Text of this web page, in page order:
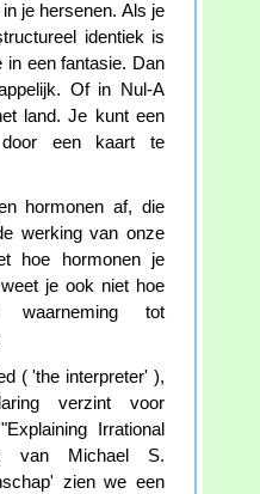
je hersenen. Als je
identiek is
in een fantasie. Dan
Of in Nul-A
land. Je kunt een
een kaart te
hormonen af, die
werking van onze
hoe hormonen je
je ook niet hoe
tot
( 'the interpreter' ),
verzint voor
Irrational
van Michael S.
zien we een